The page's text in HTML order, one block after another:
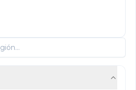
futuro mejor